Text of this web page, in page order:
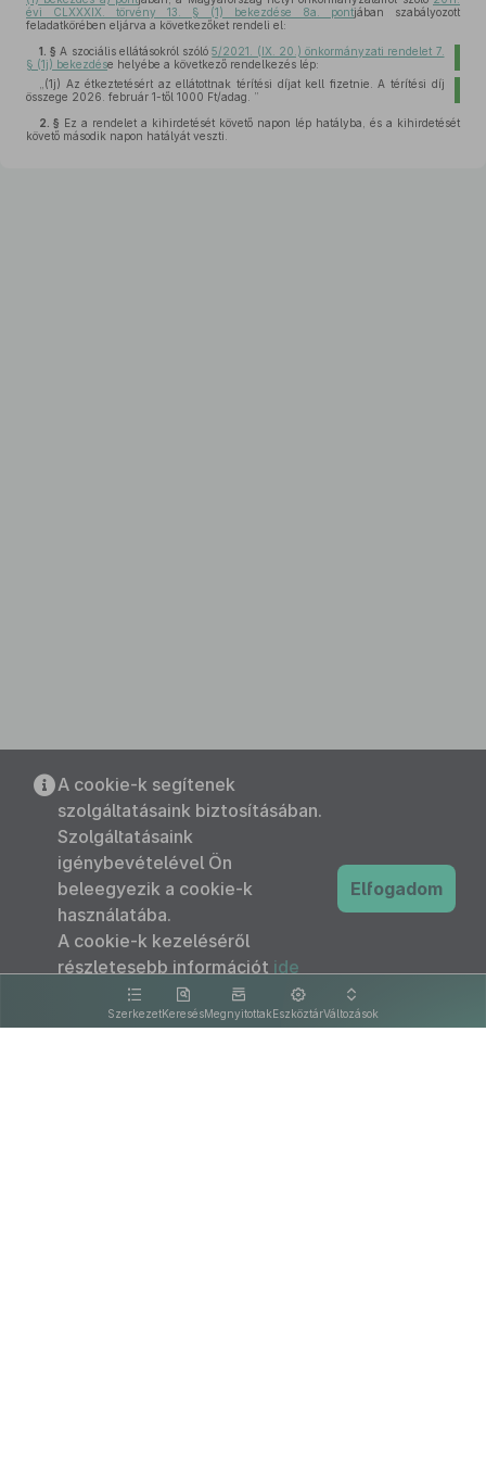
évi CLXXXIX. törvény 13. § (1) bekezdése 8a. pontjában szabályozott
feladatkörében eljárva a következőket rendeli el:
1. § A szociális ellátásokról szóló5/2021. (IX. 20.) önkormányzati rendelet 7.
§ (1j) bekezdése helyébe a következő rendelkezés lép:
„(1j) Az étkeztetésért az ellátottnak térítési díjat kell fizetnie. A térítési díj
összege 2026. február 1-től 1000 Ft/adag. ”
2. § Ez a rendelet a kihirdetését követő napon lép hatályba, és a kihirdetését
követő második napon hatályát veszti.
SzerkezetKeresésMegnyitottakEszköztárVáltozások
A cookie-k segítenek
szolgáltatásaink biztosításában.
Szolgáltatásaink
igénybevételével Ön
beleegyezik a cookie-k
használatába.
A cookie-k kezeléséről
részletesebb információt ide
kattintva olvashat.
Elfogadom